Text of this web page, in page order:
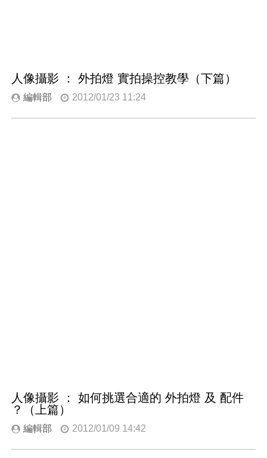
人像攝影 ： 外拍燈 實拍操控教學（下篇）
編輯部 2012/01/23 11:24
人像攝影 ： 如何挑選合適的 外拍燈 及 配件
？（上篇）
編輯部 2012/01/09 14:42